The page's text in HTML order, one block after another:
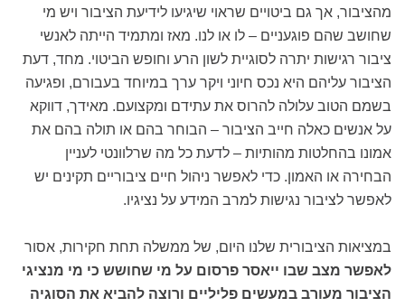
מהציבור, אך גם ביטויים שראוי שיגיעו לידיעת הציבור ויש מי
שחושב שהם פוגעניים – לו או לנו. מאז ומתמיד הייתה לאנשי
ציבור רגישות יתרה לסוגיית לשון הרע וחופש הביטוי. מחד, דעת
הציבור עליהם היא נכס חיוני ויקר ערך במיוחד בעבורם, ופגיעה
בשמם הטוב עלולה להרוס את עתידם ומקצועם. מאידך, דווקא
על אנשים כאלה חייב הציבור – הבוחר בהם או תולה בהם את
אמונו בהחלטות מהותיות – לדעת כל מה שרלוונטי לעניין
הבחירה או האמון. כדי לאפשר ניהול חיים ציבוריים תקינים יש
לאפשר לציבור נגישות למרב המידע על נציגיו.
במציאות הציבורית שלנו היום, של ממשלה תחת חקירות, אסור
לאפשר מצב שבו ייאסר פרסום על מי שחושש כי מי מנציגי
הציבור מעורב במעשים פליליים ורוצה להביא את הסוגיה